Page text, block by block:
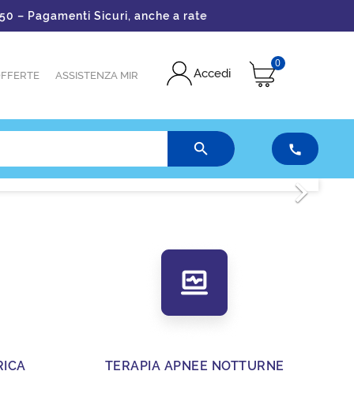
Sicuri, anche a rate
ASSISTENZA MIR Accedi
0
 

Successivo
TERAPIA APNEE NOTTURNE